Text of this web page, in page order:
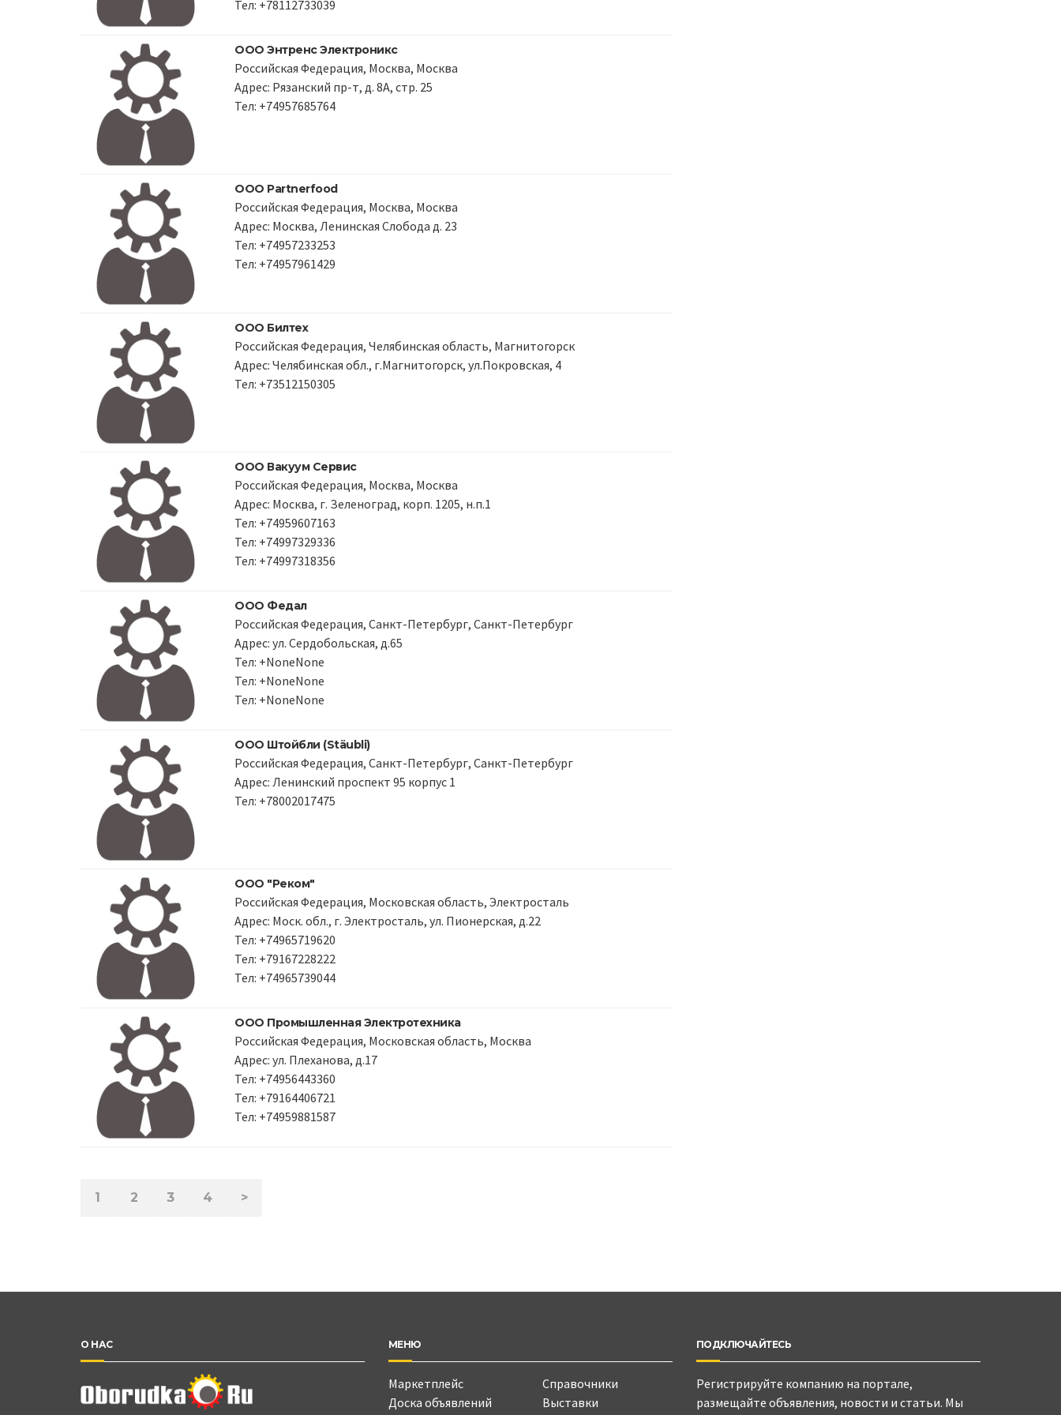
Тел: +78112733039
ООО Энтренс Электроникс
Российская Федерация, Москва, Москва
Адрес: Рязанский пр-т, д. 8А, стр. 25
Тел: +74957685764
ООО Partnerfood
Российская Федерация, Москва, Москва
Адрес: Москва, Ленинская Слобода д. 23
Тел: +74957233253
Тел: +74957961429
ООО Билтех
Российская Федерация, Челябинская область, Магнитогорск
Адрес: Челябинская обл., г.Магнитогорск, ул.Покровская, 4
Тел: +73512150305
ООО Вакуум Сервис
Российская Федерация, Москва, Москва
Адрес: Москва, г. Зеленоград, корп. 1205, н.п.1
Тел: +74959607163
Тел: +74997329336
Тел: +74997318356
ООО Федал
Российская Федерация, Санкт-Петербург, Санкт-Петербург
Адрес: ул. Сердобольская, д.65
Тел: +NoneNone
Тел: +NoneNone
Тел: +NoneNone
ООО Штойбли (Stäubli)
Российская Федерация, Санкт-Петербург, Санкт-Петербург
Адрес: Ленинский проспект 95 корпус 1
Тел: +78002017475
ООО "Реком"
Российская Федерация, Московская область, Электросталь
Адрес: Моск. обл., г. Электросталь, ул. Пионерская, д.22
Тел: +74965719620
Тел: +79167228222
Тел: +74965739044
ООО Промышленная Электротехника
Российская Федерация, Московская область, Москва
Адрес: ул. Плеханова, д.17
Тел: +74956443360
Тел: +79164406721
Тел: +74959881587
1 2 3 4 >
О НАС МЕНЮ
Маркетплейс
Доска объявлений
Справочники
Выставки
ПОДКЛЮЧАЙТЕСЬ
Регистрируйте компанию на портале,
размещайте объявления, новости и статьи. Мы